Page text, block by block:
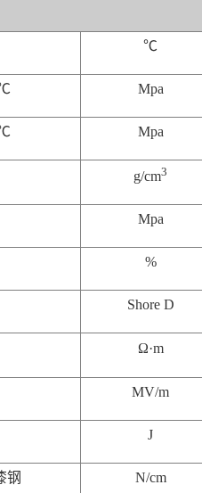
℃
Mpa
Mpa
g/cm3
Mpa
%
Shore D
Ω·m
MV/m
J
钢 N/cm